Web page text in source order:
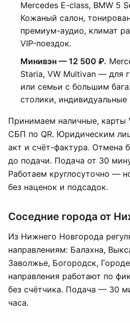
Mercedes E-class, BMW 5
Кожаный салон,
премиум-аудио, климат
VIP-поездок.
Минивэн — 12 500 ₽.
Staria, VW Multivan — для
или семьи с большим
столики, индивидуальные
Принимаем наличные,
СБП по QR. Юридическим
акт и счёт-фактура. Отмена
до подачи. Подача от 30
Работаем круглосуточно —
без наценок и подсадок.
Соседние города от
Из Нижнего Новгорода
направлениям: Балахна,
Заволжье, Богородск,
направления работают по
без счётчика. Подача — 30
часа.